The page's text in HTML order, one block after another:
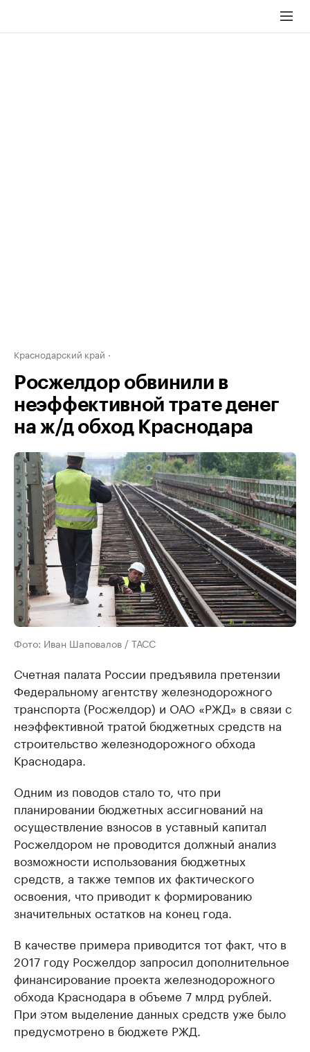
Краснодарский край
Росжелдор обвинили в
неэффективной трате денег
на ж/д обход Краснодара
Фото: Иван Шаповалов / ТАСС
Счетная палата России предъявила претензии
Федеральному агентству железнодорожного
транспорта (Росжелдор) и ОАО «РЖД» в связи с
неэффективной тратой бюджетных средств на
строительство железнодорожного обхода
Краснодара.
Одним из поводов стало то, что при
планировании бюджетных ассигнований на
осуществление взносов в уставный капитал
Росжелдором не проводится должный анализ
возможности использования бюджетных
средств, а также темпов их фактического
освоения, что приводит к формированию
значительных остатков на конец года.
В качестве примера приводится тот факт, что в
2017 году Росжелдор запросил дополнительное
финансирование проекта железнодорожного
обхода Краснодара в объеме 7 млрд рублей.
При этом выделение данных средств уже было
предусмотрено в бюджете РЖД.